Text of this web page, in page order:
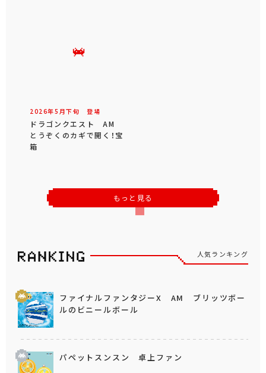
2026年5 月下旬 登場
ドラゴンクエスト AM
とうぞくのカギで開く！宝
箱
もっと見る
人気ランキング
ファイナルファンタジーX AM ブリッツボー
ルのビニールボール
パペットスンスン 卓上ファン